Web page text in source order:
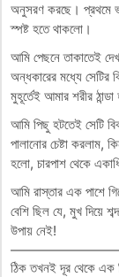
অনুসরণ করছে। প্রথমে
স্পষ্ট হতে থাকলো।
আমি পেছনে তাকাতেই
অন্ধকারের মধ্যে
মুহূর্তেই আমার শরীর
আমি পিছু হটতেই সেটি
পালানোর চেষ্টা করলাম,
হলো, চারপাশ থেকে
আমি রাস্তার এক পাশে
বেশি ছিল যে, মুখ দিয়ে
উপায় নেই!
ঠিক তখনই দূর থেকে এক